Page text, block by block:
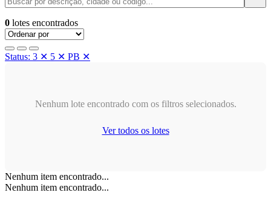
0 lotes encontrados
Status: 3 ✕ 5 ✕ PB ✕
Nenhum lote encontrado com os filtros selecionados.
Ver todos os lotes
Nenhum item encontrado...
Nenhum item encontrado...